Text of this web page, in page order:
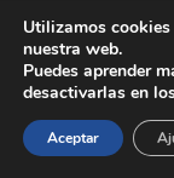
© Todos
Utilizamos
nuestra web.
Puedes aprender
desactivarlas en
Aceptar